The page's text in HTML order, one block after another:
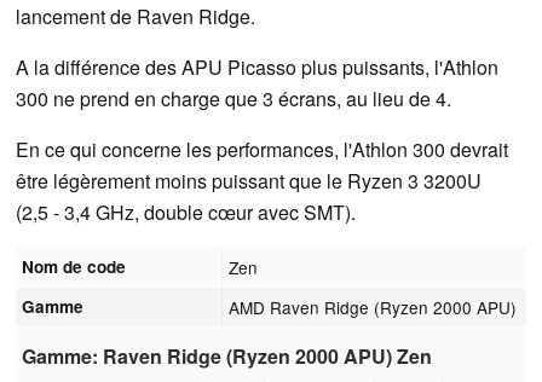
lancement de Raven Ridge.
A la différence des APU Picasso plus puissants, l'Athlon
300 ne prend en charge que 3 écrans, au lieu de 4.
En ce qui concerne les performances, l'Athlon 300 devrait
être légèrement moins puissant que le Ryzen 3 3200U
(2,5 - 3,4 GHz, double cœur avec SMT).
Nom de code Zen
Gamme AMD Raven Ridge (Ryzen 2000 APU)
Gamme: Raven Ridge (Ryzen 2000 APU) Zen